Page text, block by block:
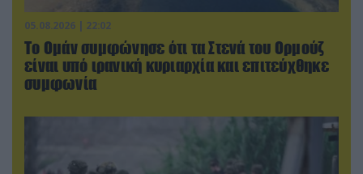
05.08.2026 | 22:02
Το Ομάν συμφώνησε ότι τα Στενά του Ορμούζ
είναι υπό ιρανική κυριαρχία και επιτεύχθηκε
συμφωνία